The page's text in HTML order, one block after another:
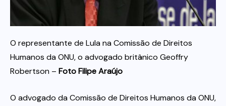
Itau
Financeiras e Cooperativas
O representante de Lula na Comissão de Direitos
Humanos da ONU, o advogado britânico Geoffry
Robertson – Foto Filipe Araújo
O advogado da Comissão de Direitos Humanos da ONU,